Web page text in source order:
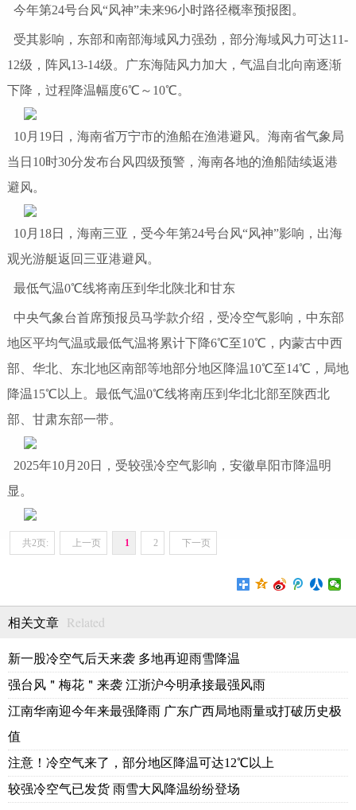
今年第24号台风“风神”未来96小时路径概率预报图。
受其影响，东部和南部海域风力强劲，部分海域风力可达11-
12级，阵风13-14级。广东海陆风力加大，气温自北向南逐渐
下降，过程降温幅度6℃～10℃。
10月19日，海南省万宁市的渔船在渔港避风。海南省气象局
当日10时30分发布台风四级预警，海南各地的渔船陆续返港
避风。
10月18日，海南三亚，受今年第24号台风“风神”影响，出海
观光游艇返回三亚港避风。
最低气温0℃线将南压到华北陕北和甘东
中央气象台首席预报员马学款介绍，受冷空气影响，中东部
地区平均气温或最低气温将累计下降6℃至10℃，内蒙古中西
部、华北、东北地区南部等地部分地区降温10℃至14℃，局地
降温15℃以上。最低气温0℃线将南压到华北北部至陕西北
部、甘肃东部一带。
2025年10月20日，受较强冷空气影响，安徽阜阳市降温明
显。
共2页: 上一页 1 2 下一页
相关文章 Related
新一股冷空气后天来袭 多地再迎雨雪降温
强台风＂梅花＂来袭 江浙沪今明承接最强风雨
江南华南迎今年来最强降雨 广东广西局地雨量或打破历史极
值
注意！冷空气来了，部分地区降温可达12℃以上
较强冷空气已发货 雨雪大风降温纷纷登场